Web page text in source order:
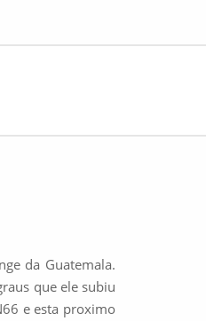
da Guatemala.
que ele subiu
e esta proximo